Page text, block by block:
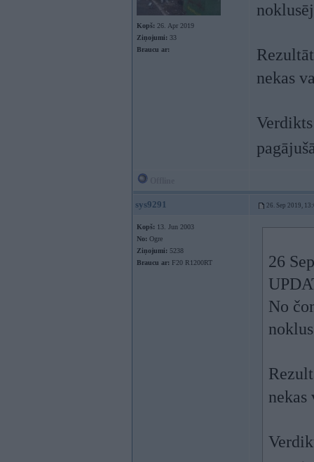
Kopš: 26. Apr 2019
Ziņojumi: 33
Braucu ar:
nekas
sys9291 26. Sep 2019,
Kopš: 13. Jun 2003
No: Ogre
Ziņojumi: 5238
Braucu ar: F20 R1200RT
26
No